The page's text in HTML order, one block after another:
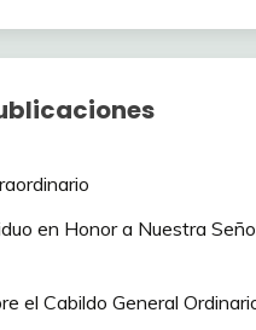
en Honor a Nuestra
el Cabildo General